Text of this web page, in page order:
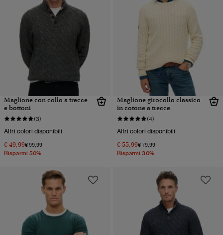
Maglione con collo a trecce
e bottoni
(3)
Altri colori disponibili
€ 49,99Prezzo ridotto da
€ 99,99a
Risparmi 50%
Maglione girocollo classico
in cotone a trecce
(4)
Altri colori disponibili
€ 55,99Prezzo ridotto da
€ 79,99a
Risparmi 30%